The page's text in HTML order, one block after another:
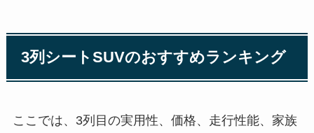
3列シートSUVのおすすめランキング
ここでは、3列目の実用性、価格、走行性能、家族